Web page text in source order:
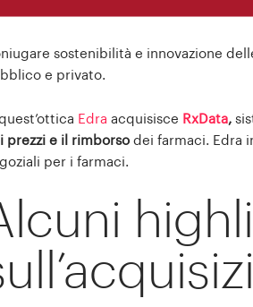
sostenibilità e innovazione
e privato.
quest’ottica Edra acquisisce RxData,
prezzi e il rimborso dei farmaci. Edra
per i farmaci.